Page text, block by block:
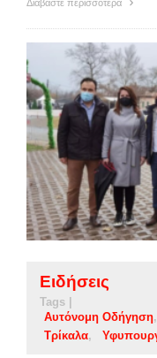
Διαβάστε περισσότερα
Ειδήσεις
Tags |
Αυτόνομη Οδήγηση
Τρίκαλα